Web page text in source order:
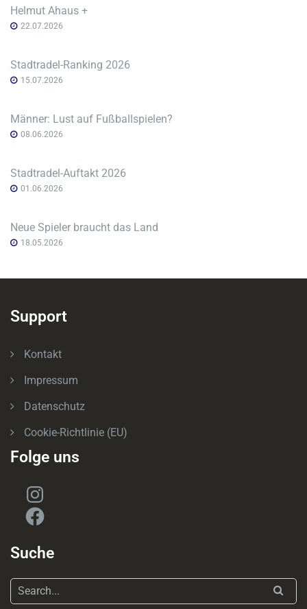
Helmut Ahaus +
22.07.2026
Stadtradel-Ranking 2026
15.07.2026
Männer: Lust auf Fußballspielen?
08.06.2026
Stadtradel-Auftakt 2026
01.06.2026
Neue Spieler braucht das Land
18.05.2026
Support
Kontakt
Impressum
Datenschutz
Cookie-Richtlinie (EU)
Folge uns
Instagram
Facebook
Suche